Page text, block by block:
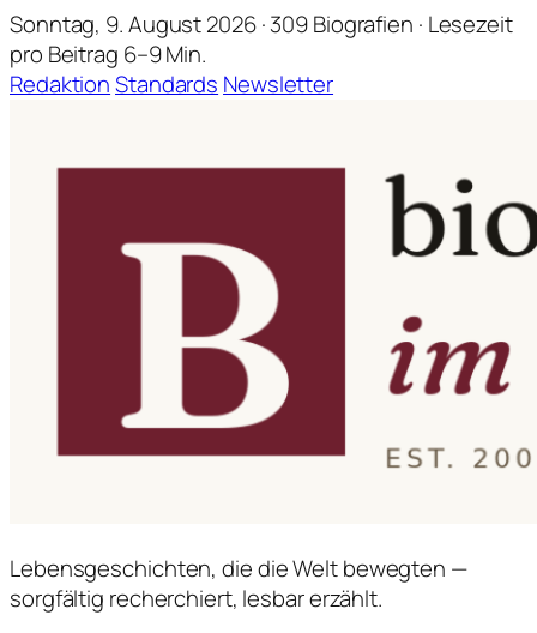
Sonntag, 9. August 2026 · 309 Biografien · Lesezeit
pro Beitrag 6–9 Min.
RedaktionStandards Newsletter
Lebensgeschichten, die die Welt bewegten —
sorgfältig recherchiert, lesbar erzählt.